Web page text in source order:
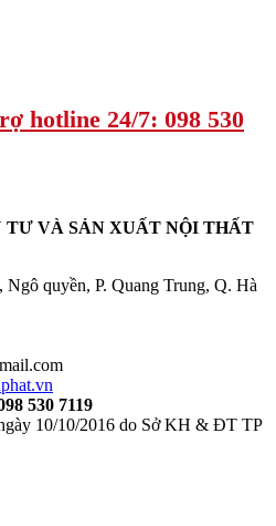
hotline 24/7: 098 530
TƯ VÀ SẢN XUẤT NỘI THẤT
quyền, P. Quang Trung, Q. Hà
530 7119
10/10/2016 do Sở KH & ĐT TP